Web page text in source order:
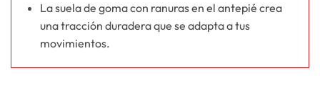
La suela de goma con ranuras en el antepié crea
una tracción duradera que se adapta a tus
movimientos.